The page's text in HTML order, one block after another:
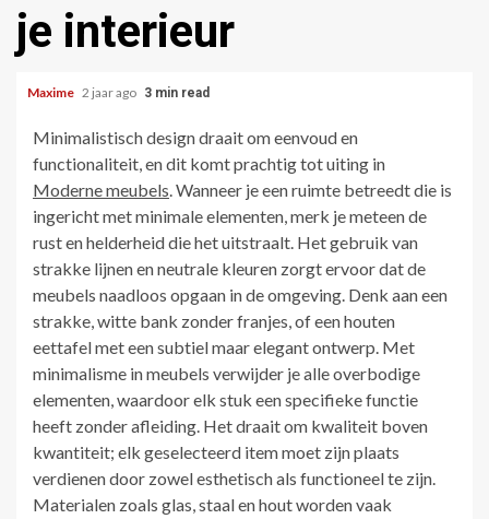
je interieur
Maxime 2 jaar ago 3 min read
Minimalistisch design draait om eenvoud en
functionaliteit, en dit komt prachtig tot uiting in
Moderne meubels. Wanneer je een ruimte betreedt die is
ingericht met minimale elementen, merk je meteen de
rust en helderheid die het uitstraalt. Het gebruik van
strakke lijnen en neutrale kleuren zorgt ervoor dat de
meubels naadloos opgaan in de omgeving. Denk aan een
strakke, witte bank zonder franjes, of een houten
eettafel met een subtiel maar elegant ontwerp. Met
minimalisme in meubels verwijder je alle overbodige
elementen, waardoor elk stuk een specifieke functie
heeft zonder afleiding. Het draait om kwaliteit boven
kwantiteit; elk geselecteerd item moet zijn plaats
verdienen door zowel esthetisch als functioneel te zijn.
Materialen zoals glas, staal en hout worden vaak